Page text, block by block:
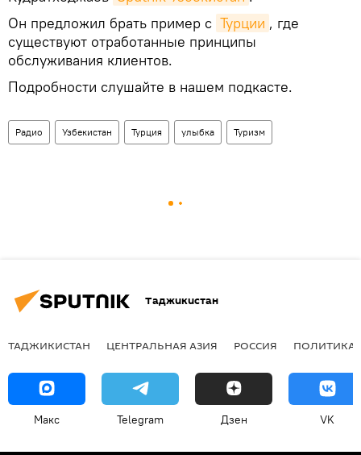
Он предложил брать пример с Турции , где
существуют отработанные принципы
обслуживания клиентов.
Подробности слушайте в нашем подкасте.
Радио Узбекистан Турция улыбка Туризм
Таджикистан
ТАДЖИКИСТАН ЦЕНТРАЛЬНАЯ АЗИЯ РОССИЯ ПОЛИТИКА
Макс Telegram Дзен VK